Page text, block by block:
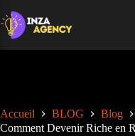
to
content
Accueil BLOG
Blog
Comment Devenir Riche en